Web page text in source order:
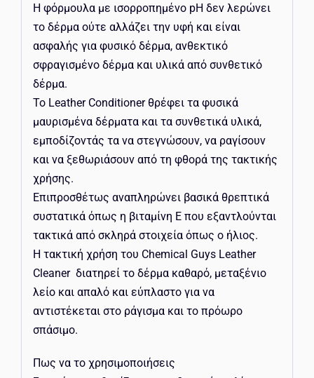
Η φόρμουλα με ισορροπημένο pH δεν λερώνει
το δέρμα ούτε αλλάζει την υφή και είναι
ασφαλής για φυσικό δέρμα, ανθεκτικό
σφραγισμένο δέρμα και υλικά από συνθετικό
δέρμα.
Το Leather Conditioner θρέφει τα φυσικά
μαυρισμένα δέρματα και τα συνθετικά υλικά,
εμποδίζοντάς τα να στεγνώσουν, να ραγίσουν
και να ξεθωριάσουν από τη φθορά της τακτικής
χρήσης.
Επιπροσθέτως αναπληρώνει βασικά θρεπτικά
συστατικά όπως η βιταμίνη Ε που εξαντλούνται
τακτικά από σκληρά στοιχεία όπως ο ήλιος.
Η τακτική χρήση του Chemical Guys Leather
Cleaner διατηρεί το δέρμα καθαρό, μεταξένιο
λείο και απαλό και εύπλαστο για να
αντιστέκεται στο ράγισμα και το πρόωρο
σπάσιμο.
Πως να το χρησιμοποιήσεις